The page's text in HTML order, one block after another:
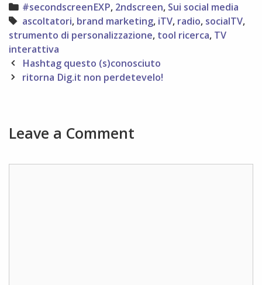
Categories
#secondscreenEXP, 2ndscreen, Sui social media
Tags
ascoltatori, brand marketing, iTV, radio, socialTV,
strumento di personalizzazione, tool ricerca, TV
interattiva
Post
navigation
Hashtag questo (s)conosciuto
ritorna Dig.it non perdetevelo!
Leave a Comment